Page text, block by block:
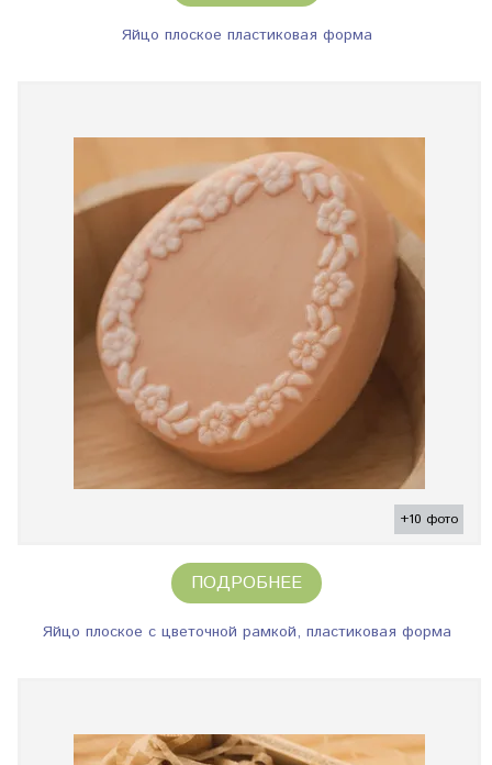
Яйцо плоское пластиковая форма
+10 фото
ПОДРОБНЕЕ
Яйцо плоское с цветочной рамкой, пластиковая форма